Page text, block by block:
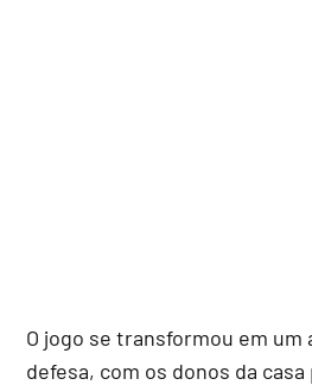
O jogo se transformou em um
defesa, com os donos da